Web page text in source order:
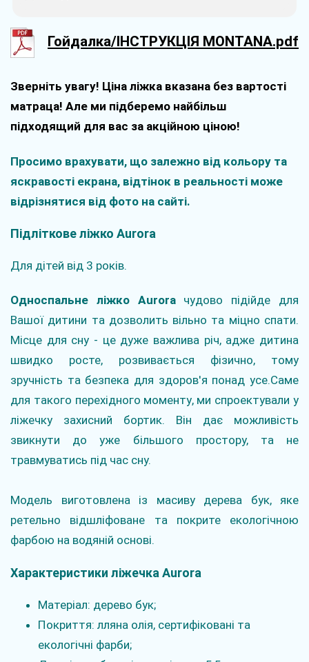
Гойдалка/ІНСТРУКЦІЯ MONTANA.pdf
Зверніть увагу! Ціна ліжка вказана без вартості
матраца! Але ми підберемо найбільш
підходящий для вас за акційною ціною!
Просимо врахувати, що залежно від кольору та
яскравості екрана, відтінок в реальності може
відрізнятися від фото на сайті.
Підліткове ліжко Aurora
Для дітей від 3 років.
Односпальне ліжко Auroraчудово підійде для
Вашої дитини та дозволить вільно та міцно спати.
Місце для сну - це дуже важлива річ, адже дитина
швидко росте, розвивається фізично, тому
зручність та безпека для здоров'я понад усе.Саме
для такого перехідного моменту, ми спроектували у
ліжечку захисний бортик. Він дає можливість
звикнути до уже більшого простору, та не
травмуватись під час сну.
Модель виготовлена із масиву дерева бук, яке
ретельно відшліфоване та покрите екологічною
фарбою на водяній основі.
Характеристики ліжечка Aurora
Матеріал: дерево бук;
Покриття: лляна олія, сертифіковані та
екологічні фарби;